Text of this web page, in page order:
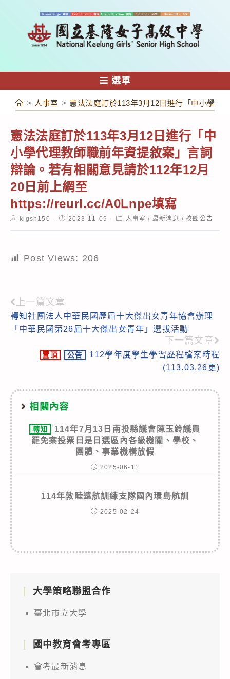
容
選單
> 人事室 > 憲法法庭訂於113年3月12日進行「中小學代
憲法法庭訂於113年3月12日進行「中
小學代理教師職前年資提敘案」言詞
辯論。若有相關意見請於112年12月
20日前上網至
https://reurl.cc/A0Lnpe填寫
Postklgsh150
Post2023-11-09
Post人事室 / 最新消息 / 校園公告
Post Views: 206
Read
more
上一篇文章
轉知社團法人中華民國歷屆十大傑出女青年協會辦理
「中華民國第26屆十大傑出女青年」選拔活動
下一篇文章
置頂 公告
112學年度學生學習歷程檔案時程
(113.03.26更)
相關內容
轉知
114年7月13日南投縣議會陳玉鈴議員
罷免案投票日是日選區內各級機關、學校、
團體、事業機構放假
2025-06-11
114年敦睦遠航訓練支隊國內環島航訓
2025-02-24
大學策略聯盟合作
臺北市立大學
國中教育會考專區
會考最新消息